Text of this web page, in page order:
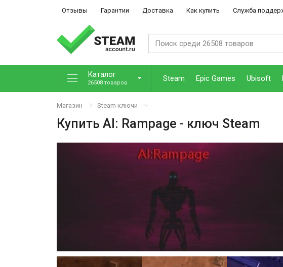
Отзывы Гарантии Доставка Как купить Служба
Каталог
26508 товаров Steam Epic Games Ubisoft
Магазин Steam ключи
Купить AI: Rampage - ключ Steam